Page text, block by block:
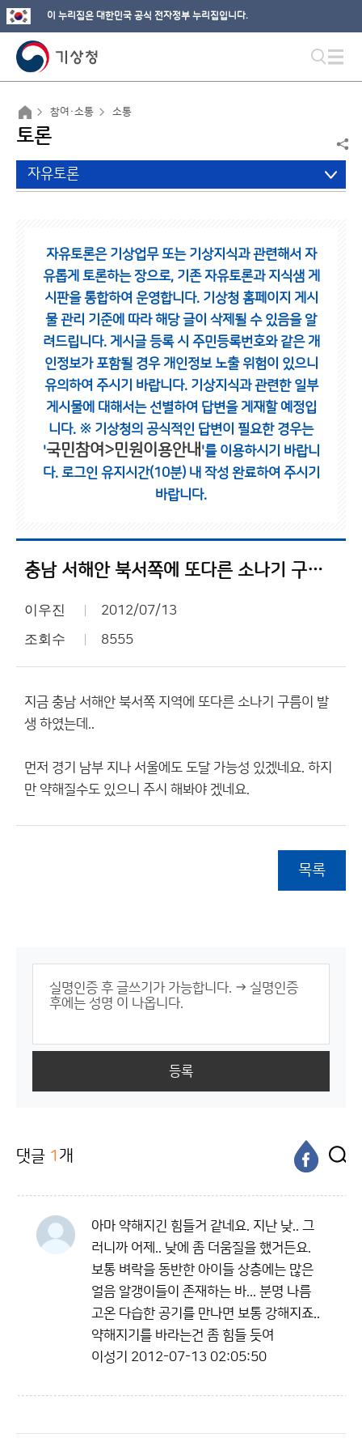
이 누리집은 대한민국 공식 전자정부 누리집입니다.
참여·소통 소통
토론
자유토론
자유토론은 기상업무 또는 기상지식과 관련해서 자
유롭게 토론하는 장으로, 기존 자유토론과 지식샘 게
시판을 통합하여 운영합니다. 기상청 홈페이지 게시
물 관리 기준에 따라 해당 글이 삭제될 수 있음을 알
려드립니다. 게시글 등록 시 주민등록번호와 같은 개
인정보가 포함될 경우 개인정보 노출 위험이 있으니
유의하여 주시기 바랍니다. 기상지식과 관련한 일부
게시물에 대해서는 선별하여 답변을 게재할 예정입
니다. ※ 기상청의 공식적인 답변이 필요한 경우는
'국민참여>민원이용안내 '를 이용하시기 바랍니
다. 로그인 유지시간(10분) 내 작성 완료하여 주시기
바랍니다.
충남 서해안 북서쪽에 또다른 소나기 구름 발생..
이우진 2012/07/13
조회수 8555
지금 충남 서해안 북서쪽 지역에 또다른 소나기 구름이 발
생 하였는데..
먼저 경기 남부 지나 서울에도 도달 가능성 있겠네요. 하지
만 약해질수도 있으니 주시 해봐야 겠네요.
목록
등록
댓글 1 개
아마 약해지긴 힘들거 같네요. 지난 낮.. 그
러니까 어제.. 낮에 좀 더움질을 했거든요.
보통 벼락을 동반한 아이들 상층에는 많은
얼음 알갱이들이 존재하는 바... 분명 나름
고온 다습한 공기를 만나면 보통 강해지죠..
약해지기를 바라는건 좀 힘들 듯여
이성기 2012-07-13 02:05:50